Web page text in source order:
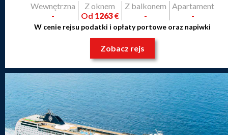
Wewnętrzna
-
Z oknem
Od 1263€
Z balkonem
-
Apartament
-
W cenie rejsu podatki i opłaty portowe oraz napiwki
Zobacz rejs